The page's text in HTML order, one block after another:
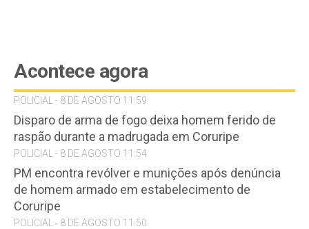
Acontece agora
POLICIAL - 8 DE AGOSTO 11:59
Disparo de arma de fogo deixa homem ferido de
raspão durante a madrugada em Coruripe
POLICIAL - 8 DE AGOSTO 11:54
PM encontra revólver e munições após denúncia
de homem armado em estabelecimento de
Coruripe
POLICIAL - 8 DE AGOSTO 11:50